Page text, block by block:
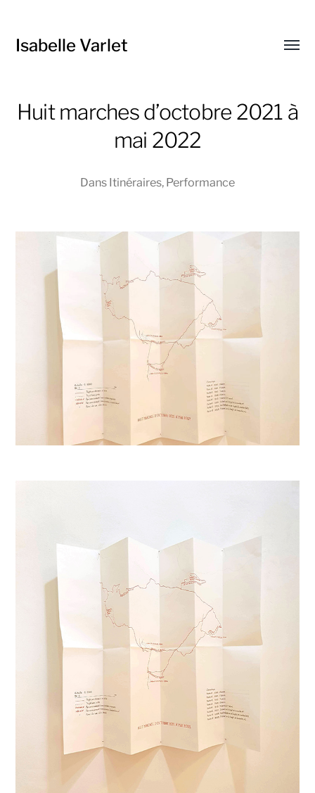
Isabelle Varlet
Huit marches d’octobre 2021 à
mai 2022
Dans Itinéraires, Performance